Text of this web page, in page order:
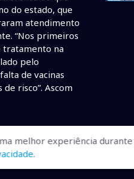
do estado, que
atendimento
“Nos primeiros
tratamento na
pelo
de vacinas
risco”. Ascom
melhor experiência
.